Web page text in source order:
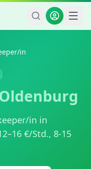
in
in in
–16 €/Std., 8-15